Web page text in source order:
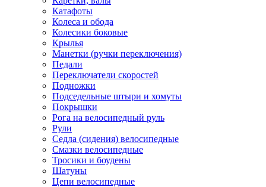
Катафоты
Колеса и обода
Колесики боковые
Крылья
Манетки (ручки переключения)
Педали
Переключатели скоростей
Подножки
Подседельные штыри и хомуты
Покрышки
Рога на велосипедный руль
Рули
Седла (сидения) велосипедные
Смазки велосипедные
Тросики и боудены
Шатуны
Цепи велосипедные